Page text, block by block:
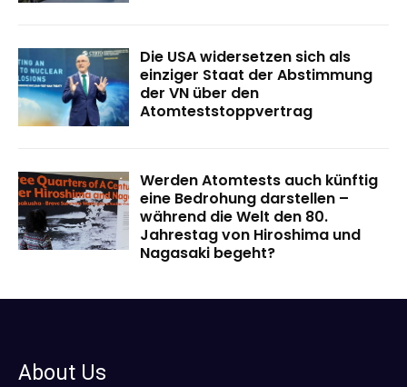
Die USA widersetzen sich als
einziger Staat der Abstimmung
der VN über den
Atomteststoppvertrag
Werden Atomtests auch künftig
eine Bedrohung darstellen –
während die Welt den 80.
Jahrestag von Hiroshima und
Nagasaki begeht?
About Us